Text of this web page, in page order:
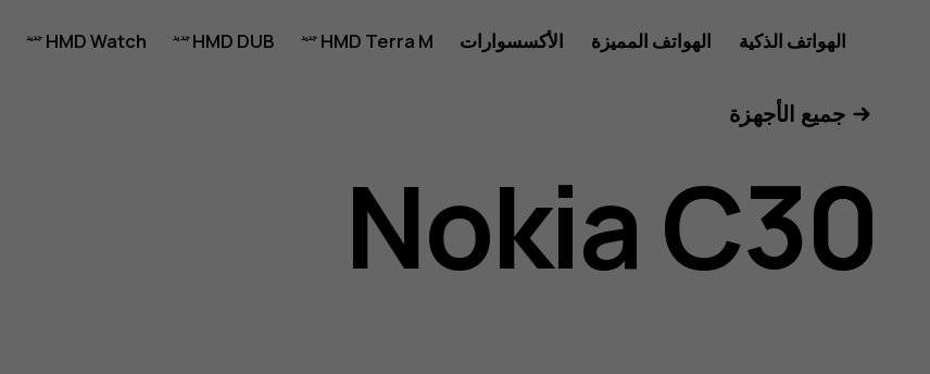
دليل
مستخدم
Nokia
الهواتف الذكية الهواتف المميزة الأكسسوارات HMD Terra M
HMD DUB
HMD Watch
جميع الأجهزة
Nokia C30